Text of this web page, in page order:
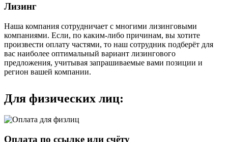
Лизинг
Наша компания сотрудничает с многими лизинговыми
компаниями. Если, по каким-либо причинам, вы хотите
произвести оплату частями, то наш сотрудник подберёт для
вас наиболее оптимальный вариант лизингового
предложения, учитывая запрашиваемые вами позиции и
регион вашей компании.
Для физических лиц:
Оплата по ссылке или счёту